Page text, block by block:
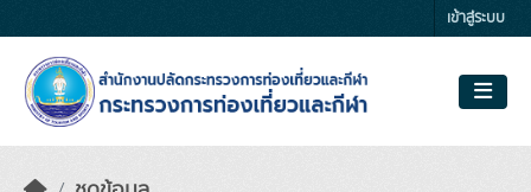
เข้าสู่ระบบ